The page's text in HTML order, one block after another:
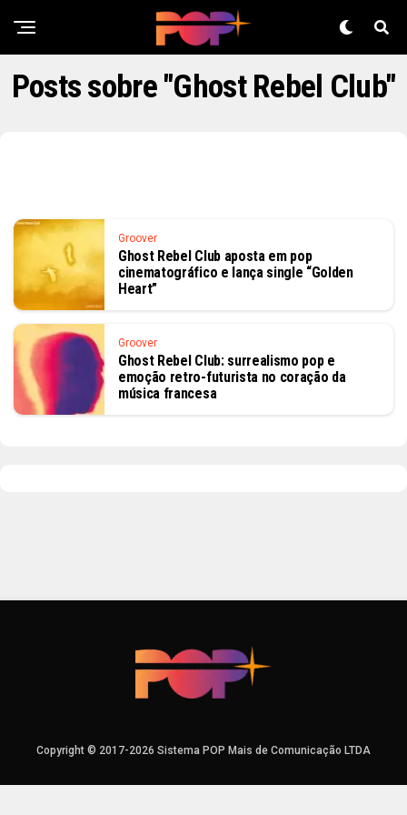
Posts sobre "Ghost Rebel Club"
Groover
Ghost Rebel Club aposta em pop
cinematográfico e lança single “Golden
Heart”
Groover
Ghost Rebel Club: surrealismo pop e
emoção retro-futurista no coração da
música francesa
Copyright © 2017-2026 Sistema POP Mais de Comunicação LTDA